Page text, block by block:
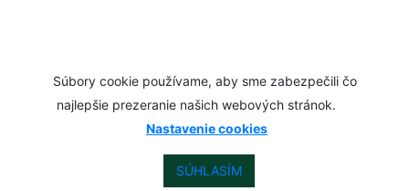
Súbory cookie používame, aby sme zabezpečili čo
najlepšie prezeranie našich webových stránok.
Nastavenie cookies
SÚHLASÍM